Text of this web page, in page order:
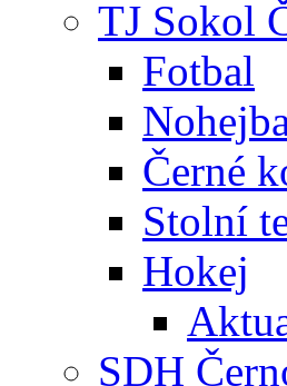
TJ Sokol
Fotbal
Černé
Stolní
Hokej
SDH